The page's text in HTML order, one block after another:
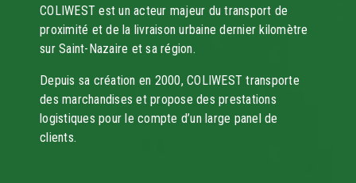
COLIWEST est un acteur majeur du transport de
proximité et de la livraison urbaine dernier kilomètre
sur Saint-Nazaire et sa région.
Depuis sa création en 2000, COLIWEST transporte
des marchandises et propose des prestations
logistiques pour le compte d’un large panel de
clients.